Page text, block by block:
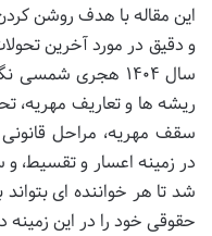
این مقاله با هدف روشن
و دقیق در مورد آخرین
سال ۱۴۰۴ هجری
سقف مهریه، مراحل
در زمینه اعسار و تقسیط،
شد تا هر خواننده ای
حقوقی خود را در این زمینه